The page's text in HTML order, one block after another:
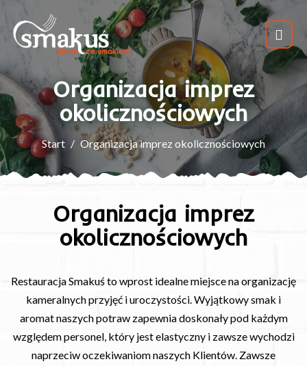
Organizacja imprez
okolicznościowych
Start Organizacja imprez okolicznościowych
Organizacja imprez
okolicznościowych
Restauracja Smakuś to wprost idealne miejsce na organizację
kameralnych przyjęć i uroczystości. Wyjątkowy smak i
aromat naszych potraw zapewnia doskonały pod każdym
względem personel, który jest elastyczny i zawsze wychodzi
naprzeciw oczekiwaniom naszych Klientów. Zawsze